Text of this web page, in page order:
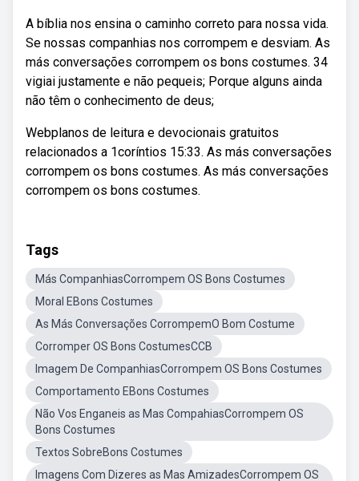
A bíblia nos ensina o caminho correto para nossa vida.
Se nossas companhias nos corrompem e desviam. As
más conversações corrompem os bons costumes. 34
vigiai justamente e não pequeis; Porque alguns ainda
não têm o conhecimento de deus;
Webplanos de leitura e devocionais gratuitos
relacionados a 1coríntios 15:33. As más conversações
corrompem os bons costumes. As más conversações
corrompem os bons costumes.
Tags
Más CompanhiasCorrompem OS Bons Costumes
Moral EBons Costumes
As Más Conversações CorrompemO Bom Costume
Corromper OS Bons CostumesCCB
Imagem De CompanhiasCorrompem OS Bons Costumes
Comportamento EBons Costumes
Não Vos Enganeis as Mas CompahiasCorrompem OS
Bons Costumes
Textos SobreBons Costumes
Imagens Com Dizeres as Mas AmizadesCorrompem OS